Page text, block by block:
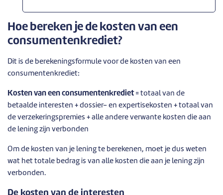
Hoe bereken je de kosten van een
consumentenkrediet?
Dit is de berekeningsformule voor de kosten van een
consumentenkrediet:
Kosten van een consumentenkrediet= totaal van de
betaalde interesten + dossier- en expertisekosten + totaal van
de verzekeringspremies + alle andere verwante kosten die aan
de lening zijn verbonden
Om de kosten van je lening te berekenen, moet je dus weten
wat het totale bedrag is van alle kosten die aan je lening zijn
verbonden.
De kosten van de interesten